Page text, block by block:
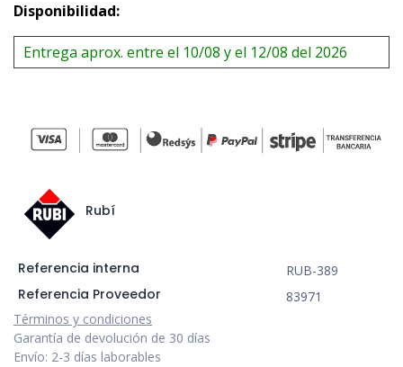
Disponibilidad:
Entrega aprox. entre el 10/08 y el 12/08 del 2026
Rubí
Referencia interna RUB-389
Referencia Proveedor
83971
Términos y condiciones
Garantía de devolución de 30 días
Envío: 2-3 días laborables